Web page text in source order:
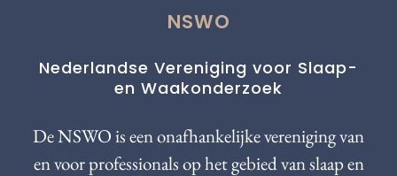
NSWO
Nederlandse Vereniging voor Slaap-
en Waakonderzoek
De NSWO is een onafhankelijke vereniging van
en voor professionals op het gebied van slaap en